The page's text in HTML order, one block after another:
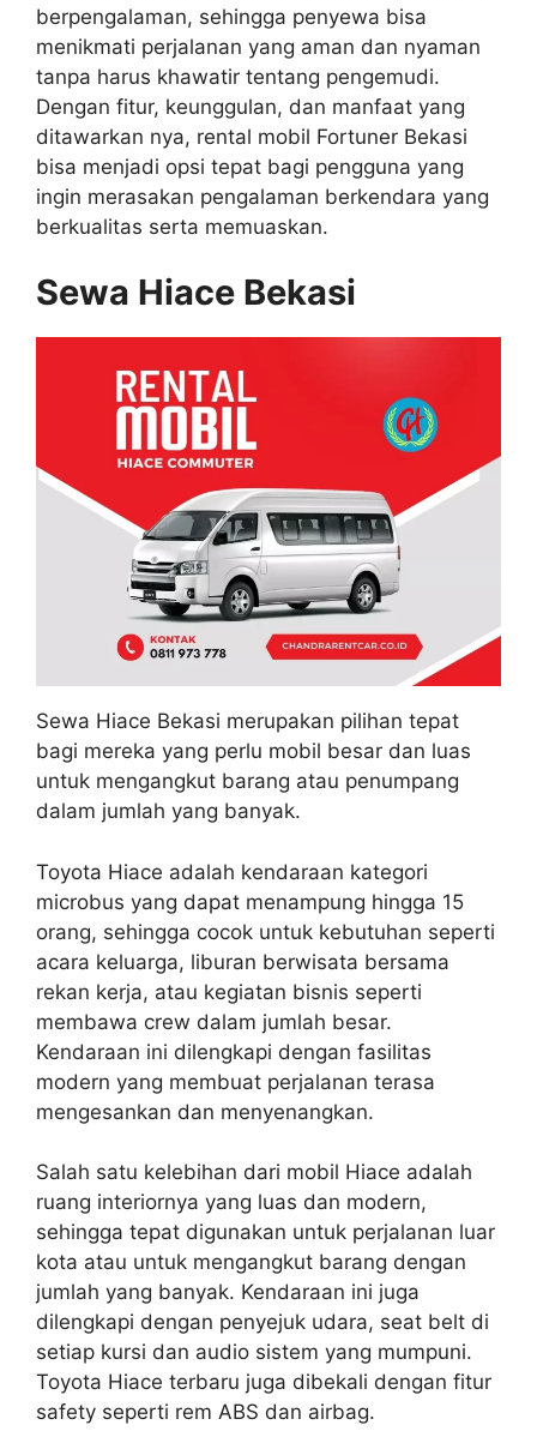
berpengalaman, sehingga penyewa bisa
menikmati perjalanan yang aman dan nyaman
tanpa harus khawatir tentang pengemudi.
Dengan fitur, keunggulan, dan manfaat yang
ditawarkan nya, rental mobil Fortuner Bekasi
bisa menjadi opsi tepat bagi pengguna yang
ingin merasakan pengalaman berkendara yang
berkualitas serta memuaskan.
Sewa Hiace Bekasi
Sewa Hiace Bekasi merupakan pilihan tepat
bagi mereka yang perlu mobil besar dan luas
untuk mengangkut barang atau penumpang
dalam jumlah yang banyak.
Toyota Hiace adalah kendaraan kategori
microbus yang dapat menampung hingga 15
orang, sehingga cocok untuk kebutuhan seperti
acara keluarga, liburan berwisata bersama
rekan kerja, atau kegiatan bisnis seperti
membawa crew dalam jumlah besar.
Kendaraan ini dilengkapi dengan fasilitas
modern yang membuat perjalanan terasa
mengesankan dan menyenangkan.
Salah satu kelebihan dari mobil Hiace adalah
ruang interiornya yang luas dan modern,
sehingga tepat digunakan untuk perjalanan luar
kota atau untuk mengangkut barang dengan
jumlah yang banyak. Kendaraan ini juga
dilengkapi dengan penyejuk udara, seat belt di
setiap kursi dan audio sistem yang mumpuni.
Toyota Hiace terbaru juga dibekali dengan fitur
safety seperti rem ABS dan airbag.